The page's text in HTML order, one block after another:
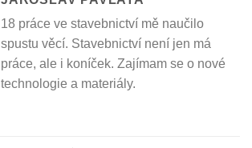
18 práce ve stavebnictví mě naučilo
spustu věcí. Stavebnictví není jen má
práce, ale i koníček. Zajímam se o nové
technologie a materiály.